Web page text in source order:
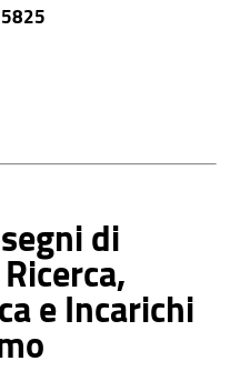
di
e Incarichi